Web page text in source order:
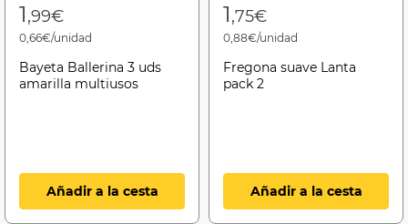
1,99€
0,66€/unidad
Bayeta Ballerina 3 uds
amarilla multiusos
Añadir a la cesta
1,75€
0,88€/unidad
Fregona suave Lanta
pack 2
Añadir a la cesta